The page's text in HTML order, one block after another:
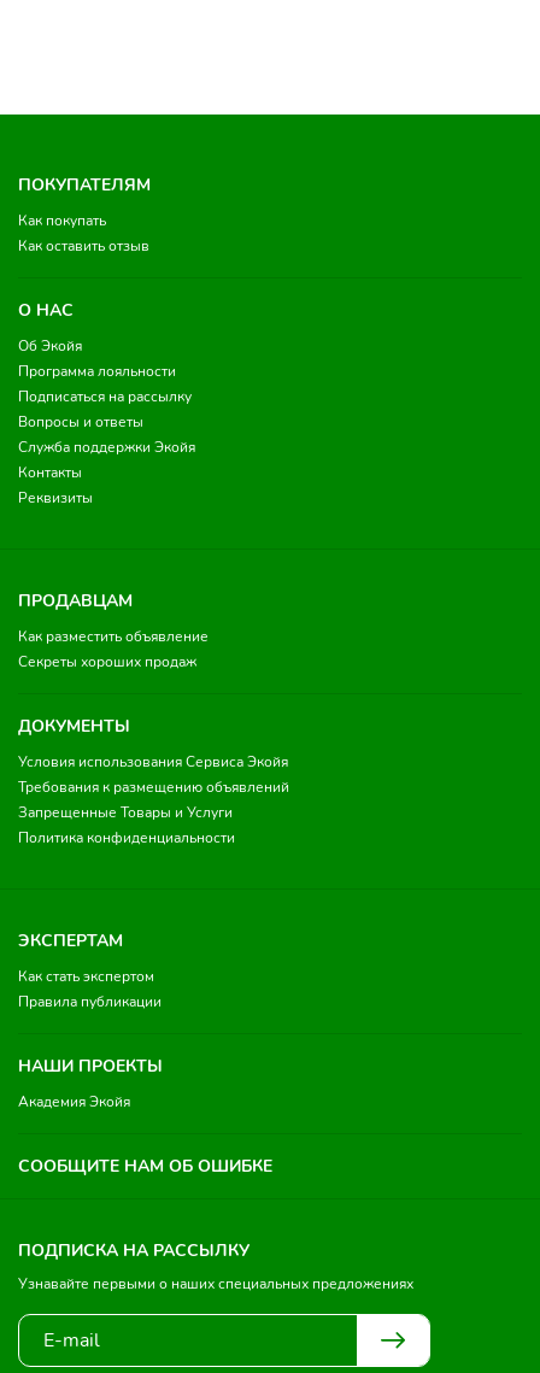
ПОКУПАТЕЛЯМ
Как покупать
Как оставить отзыв
О НАС
Об Экойя
Программа лояльности
Подписаться на рассылку
Вопросы и ответы
Служба поддержки Экойя
Контакты
Реквизиты
ПРОДАВЦАМ
Как разместить объявление
Секреты хороших продаж
ДОКУМЕНТЫ
Условия использования Сервиса Экойя
Требования к размещению объявлений
Запрещенные Товары и Услуги
Политика конфиденциальности
ЭКСПЕРТАМ
Как стать экспертом
Правила публикации
НАШИ ПРОЕКТЫ
Академия Экойя
СООБЩИТЕ НАМ ОБ ОШИБКЕ
ПОДПИСКА НА РАССЫЛКУ
Узнавайте первыми о наших специальных предложениях